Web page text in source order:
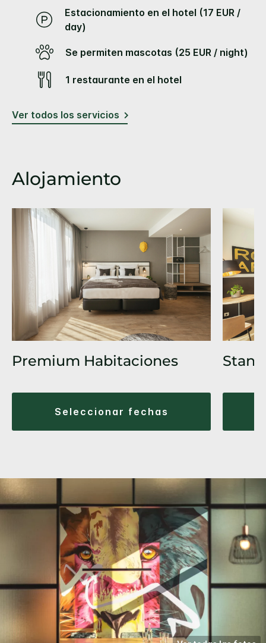
Estacionamiento en el hotel (17 EUR /
day)
Se permiten mascotas (25 EUR / night)
1 restaurante en el hotel
Ver todos los servicios
Alojamiento
Premium Habitaciones
seleccionar fechas